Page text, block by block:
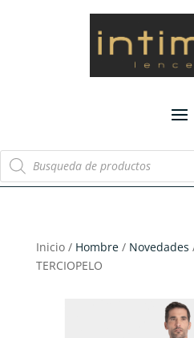
Búsqueda
de
productos
Inicio / Hombre/ Novedades
TERCIOPELO